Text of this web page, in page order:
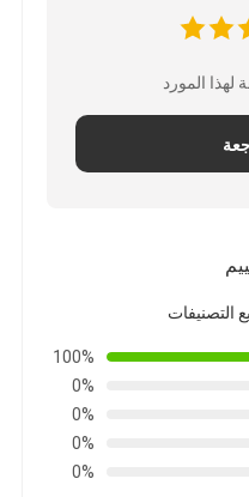
من رقائق الألومنيوم
التصنيفات
100%
0%
0%
0%
0%